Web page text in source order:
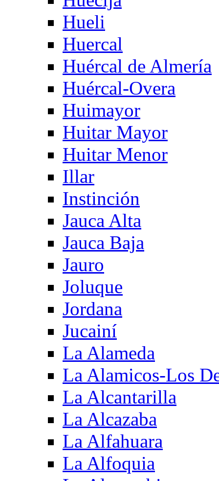
Hueli
Huercal
Huércal de Almería
Huércal-Overa
Huimayor
Huitar Mayor
Huitar Menor
Illar
Instinción
Jauca Alta
Jauca Baja
Jauro
Joluque
Jordana
Jucainí
La Alameda
La Alamicos-Los
La Alcantarilla
La Alcazaba
La Alfahuara
La Alfoquia